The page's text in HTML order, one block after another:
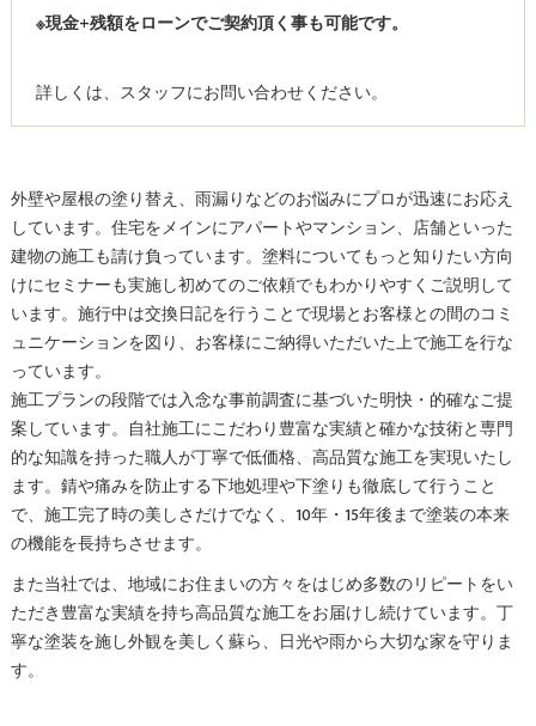
※現金+残額をローンでご契約頂く事も可能です。
詳しくは、スタッフにお問い合わせください。
外壁や屋根の塗り替え、雨漏りなどのお悩みにプロが迅速にお応え
しています。住宅をメインにアパートやマンション、店舗といった
建物の施工も請け負っています。塗料についてもっと知りたい方向
けにセミナーも実施し初めてのご依頼でもわかりやすくご説明して
います。施行中は交換日記を行うことで現場とお客様との間のコミ
ュニケーションを図り、お客様にご納得いただいた上で施工を行な
っています。
施工プランの段階では入念な事前調査に基づいた明快・的確なご提
案しています。自社施工にこだわり豊富な実績と確かな技術と専門
的な知識を持った職人が丁寧で低価格、高品質な施工を実現いたし
ます。錆や痛みを防止する下地処理や下塗りも徹底して行うこと
で、施工完了時の美しさだけでなく、10年・15年後まで塗装の本来
の機能を長持ちさせます。
また当社では、地域にお住まいの方々をはじめ多数のリピートをい
ただき豊富な実績を持ち高品質な施工をお届けし続けています。丁
寧な塗装を施し外観を美しく蘇ら、日光や雨から大切な家を守りま
す。